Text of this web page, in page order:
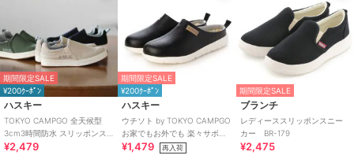
期間限定SALE
¥200ｸｰﾎﾟﾝ
ハスキー
TOKYO CAMPGO 全天候型
3cm3時間防水 スリッポンス
ニーカー
¥2,479
期間限定SALE
¥200ｸｰﾎﾟﾝ
ハスキー
ウチソト by TOKYO CAMPGO
お家でもお外でも 楽々サボシ
ューズ
¥1,479 再入荷
期間限定SALE
ブランチ
レディーススリッポンスニー
カー BR-179
¥2,475